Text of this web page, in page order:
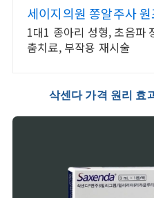
세이지의원 쫑알주사
1대1 종아리 성형, 초음파
춤치료, 부작용 재시술
삭센다 가격 원리 효